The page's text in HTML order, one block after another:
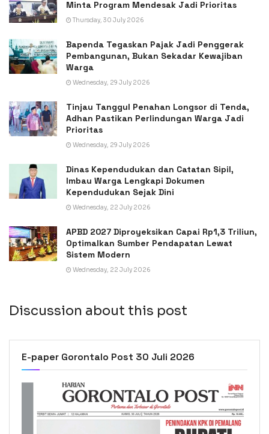
Minta Program Mendesak Jadi Prioritas
Thursday, 30 July 2026
Bapenda Tegaskan Pajak Jadi Penggerak
Pembangunan, Bukan Sekadar Kewajiban
Warga
Wednesday, 29 July 2026
Tinjau Tanggul Penahan Longsor di Tenda,
Adhan Pastikan Perlindungan Warga Jadi
Prioritas
Wednesday, 29 July 2026
Dinas Kependudukan dan Catatan Sipil,
Imbau Warga Lengkapi Dokumen
Kependudukan Sejak Dini
Wednesday, 22 July 2026
APBD 2027 Diproyeksikan Capai Rp1,3 Triliun,
Optimalkan Sumber Pendapatan Lewat
Sistem Modern
Wednesday, 22 July 2026
Discussion about this post
E-paper Gorontalo Post 30 Juli 2026